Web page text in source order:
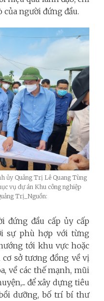
người đứng đầu.
ủy Quảng Trị Lê Quang Tùng
vụ dự án Khu công nghiệp
Trị_Nguồn:
đứng đầu cấp ủy cấp
sự phù hợp với từng
tới khu vực hoặc
sở tương đồng về vị
về các thế mạnh, mũi
để xây dựng tiêu
dưỡng, bố trí bí thư